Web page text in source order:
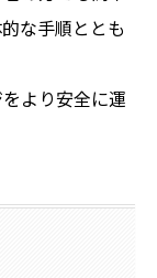
な手順ととも
より安全に運